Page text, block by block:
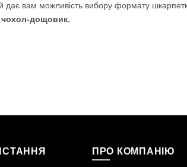
дає вам можливість вибору формату
чохол-дощовик.
ПРО КОМПАНІЮ